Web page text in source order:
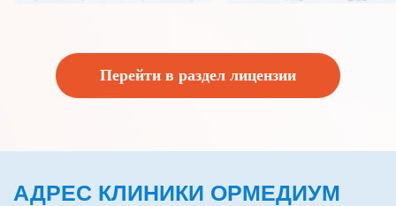
Перейти в раздел лицензии
АДРЕС КЛИНИКИ ОРМЕДИУМ